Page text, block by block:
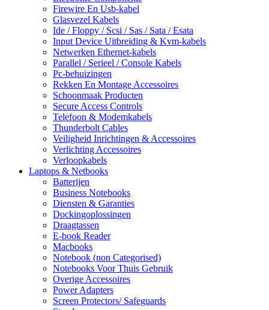
Firewire En Usb-kabel
Glasvezel Kabels
Ide / Floppy / Scsi / Sas / Sata / Esata
Input Device Uitbreiding & Kvm-kabels
Netwerken Ethernet-kabels
Parallel / Serieel / Console Kabels
Pc-behuizingen
Rekken En Montage Accessoires
Schoonmaak Producten
Secure Access Controls
Telefoon & Modemkabels
Thunderbolt Cables
Veiligheid Inrichtingen & Accessoires
Verlichting Accessoires
Verloopkabels
Laptops & Netbooks
Batterijen
Business Notebooks
Diensten & Garanties
Dockingoplossingen
Draagtassen
E-book Reader
Macbooks
Notebook (non Categorised)
Notebooks Voor Thuis Gebruik
Overige Accessoires
Power Adapters
Screen Protectors/ Safeguards